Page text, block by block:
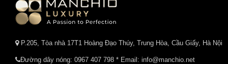
P.205, Tòa nhà 17T1 Hoàng Đạo Thúy, Trung Hòa, Cầu Giấy, Hà Nội
Đường dây nóng: 0967 407 798 * Email: info@manchio.net